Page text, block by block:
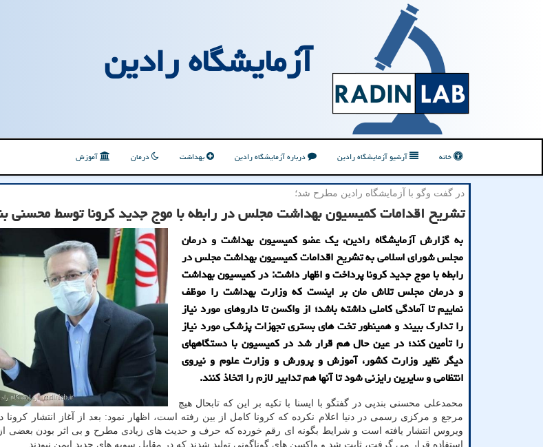
آزمایشگاه رادین
خانه آرشیو آزمایشگاه رادین درباره آزمایشگاه رادین بهداشت درمان آموزش
در گفت وگو با آزمایشگاه رادین مطرح شد؛
تشریح اقدامات کمیسیون بهداشت مجلس در رابطه با موج جدید کرونا توسط محسنی
به گزارش آزمایشگاه رادین، یک عضو کمیسیون بهداشت و درمان
مجلس شورای اسلامی به تشریح اقدامات کمیسیون بهداشت مجلس در
رابطه با موج جدید کرونا پرداخت و اظهار داشت: در کمیسیون بهداشت
و درمان مجلس تلاش مان بر اینست که وزارت بهداشت را موظف
نماییم تا آمادگی کاملی داشته باشد؛ از واکسن تا داروهای مورد نیاز
را تدارک ببیند و همینطور تخت های بستری تجهزات پزشکی مورد نیاز
را تأمین کند؛ در عین حال هم قرار شد در کمیسیون با دستگاههای
دیگر نظیر وزارت کشور، آموزش و پرورش و وزارت علوم و نیروی
انتظامی و سایرین رایزنی شود تا آنها هم تدابیر لازم را اتخاذ کنند.
محمدعلی محسنی بندپی در گفتگو با ایسنا با تکیه بر این که تابحال هیچ
مرجع و مرکزی رسمی در دنیا اعلام نکرده که کرونا کامل از بین رفته است، اظهار نمود: بعد از آغاز انتشار کرونا
ویروس انتشار یافته است و شرایط بگونه ای رقم خورده که حرف و حدیث های زیادی مطرح و بی اثر بودن بعضی از
استفاده قرار می گرفت، ثابت شد و واکسن های گوناگونی تولید شدند که در مقابل سویه های جدید ایمن نبودند.